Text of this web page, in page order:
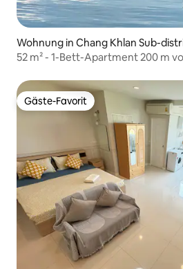
Wohnung in Chang Khlan Sub-
52 m² - 1-Bett-Apartment 200 m
Gäste-Favorit
Gäste-Favorit